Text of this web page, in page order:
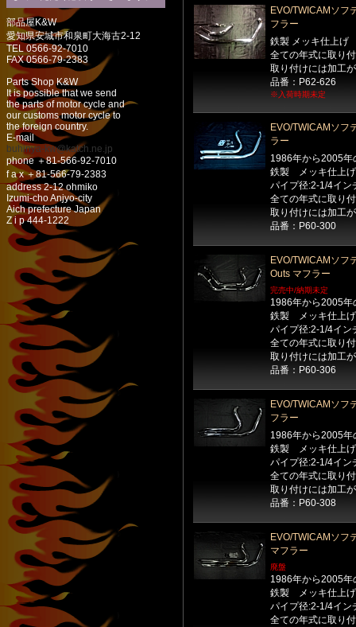
EVO/TWICAMソフ
フラー
鉄製 メッキ仕上げ
全ての年式に取り
取り付けには加工
品番：P62-626
※入荷時期未定
EVO/TWICAMソフ
ラー
1986年から2005年
鉄製 メッキ仕上げ
パイプ径:2-1/4イン
全ての年式に取り
取り付けには加工
品番：P60-300
EVO/TWICAMソフ
Outs マフラー
完売中/納期未定
1986年から2005年
鉄製 メッキ仕上げ
パイプ径:2-1/4イン
全ての年式に取り
取り付けには加工
品番：P60-306
EVO/TWICAMソフ
フラー
1986年から2005年
鉄製 メッキ仕上げ
パイプ径:2-1/4イン
全ての年式に取り
取り付けには加工
品番：P60-308
EVO/TWICAMソフ
マフラー
廃盤
1986年から2005年
鉄製 メッキ仕上げ
パイプ径:2-1/4イン
全ての年式に取り
部品屋K&W
愛知県安城市和泉町大海古2-12
TEL 0566-92-7010
FAX 0566-79-2383
Parts Shop K&W
It is possible that we send
the parts of motor cycle and
our customs motor cycle to
the foreign country.
E-mail
buhinya-kw@katch.ne.jp
phone ＋81-566-92-7010
f a x ＋81-566-79-2383
address 2-12 ohmiko
Izumi-cho Anjyo-city
Aich prefecture Japan
Z i p 444-1222